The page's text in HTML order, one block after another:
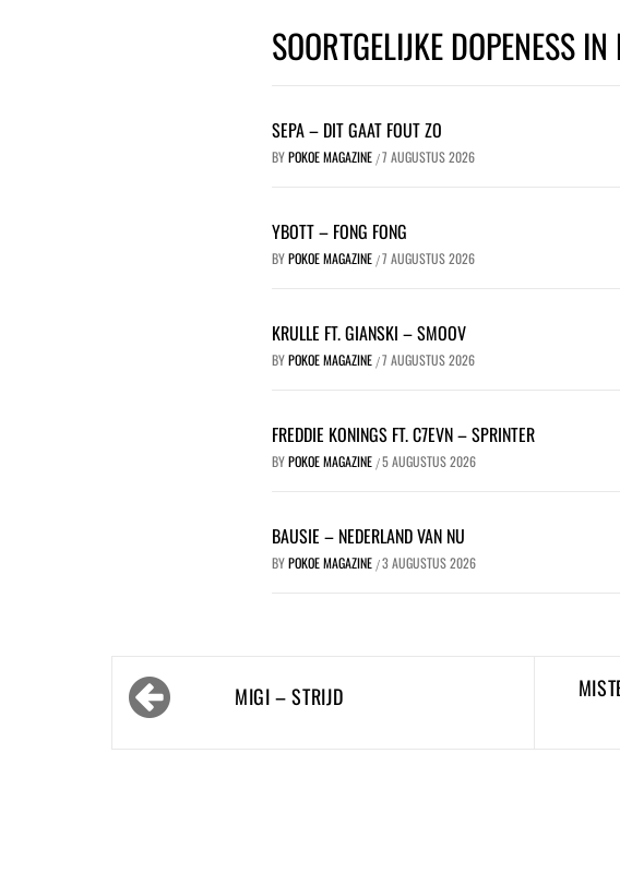
SOORTGELIJKE DOPENESS
SEPA – DIT GAAT FOUT ZO
BYPOKOE MAGAZINE /7 AUGUSTUS 2026
YBOTT – FONG FONG
BYPOKOE MAGAZINE /7 AUGUSTUS 2026
KRULLE FT. GIANSKI – SMOOV
BYPOKOE MAGAZINE /7 AUGUSTUS 2026
FREDDIE KONINGS FT. C7EVN – SPRINTER
BYPOKOE MAGAZINE /5 AUGUSTUS 2026
BAUSIE – NEDERLAND VAN NU
BYPOKOE MAGAZINE /3 AUGUSTUS 2026
Bericht
navigatie MIGI – STRIJD